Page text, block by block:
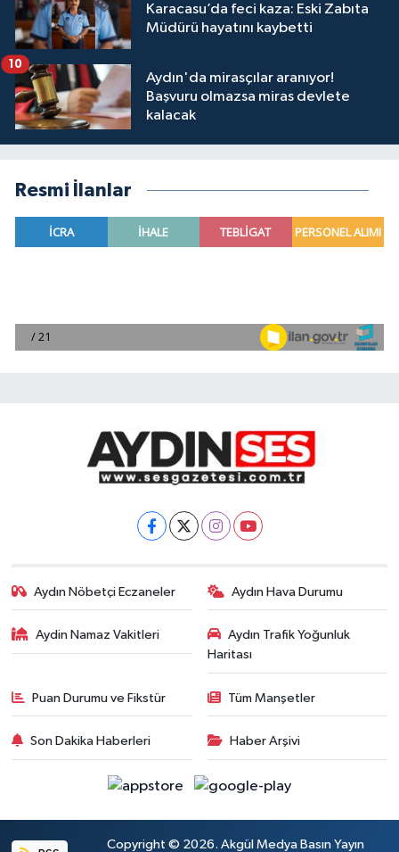
Karacasu’da feci kaza: Eski Zabıta
Müdürü hayatını kaybetti
Aydın'da mirasçılar aranıyor!
Başvuru olmazsa miras devlete
kalacak
10
Resmi İlanlar
Aydın Nöbetçi Eczaneler Aydın Hava Durumu
Aydin Namaz Vakitleri
Aydın Trafik Yoğunluk
Haritası
Puan Durumu ve Fikstür Tüm Manşetler
Son Dakika Haberleri Haber Arşivi
Copyright © 2026. Akgül Medya Basın Yayın